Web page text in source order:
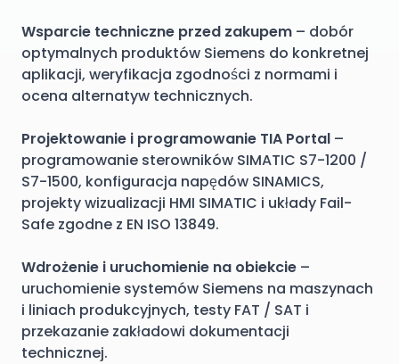
Wsparcie techniczne przed zakupem – dobór
optymalnych produktów Siemens do konkretnej
aplikacji, weryfikacja zgodności z normami i
ocena alternatyw technicznych.
Projektowanie i programowanie TIA Portal –
programowanie sterowników SIMATIC S7-1200 /
S7-1500, konfiguracja napędów SINAMICS,
projekty wizualizacji HMI SIMATIC i układy Fail-
Safe zgodne z EN ISO 13849.
Wdrożenie i uruchomienie na obiekcie –
uruchomienie systemów Siemens na maszynach
i liniach produkcyjnych, testy FAT / SAT i
przekazanie zakładowi dokumentacji
technicznej.